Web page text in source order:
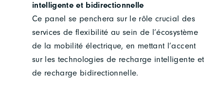
intelligente et bidirectionnelle
Ce panel se penchera sur le rôle crucial des
services de flexibilité au sein de l’écosystème
de la mobilité électrique, en mettant l’accent
sur les technologies de recharge intelligente et
de recharge bidirectionnelle.